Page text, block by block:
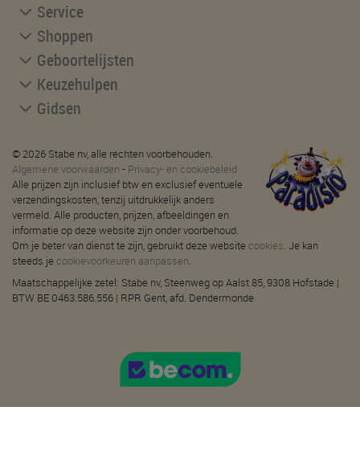
Service
Shoppen
Geboortelijsten
Keuzehulpen
Gidsen
© 2026 Stabe nv, alle rechten voorbehouden.
Algemene voorwaarden - Privacy- en cookiebeleid
Alle prijzen zijn inclusief btw en exclusief eventuele
verzendingskosten, tenzij uitdrukkelijk anders
vermeld. Alle producten, prijzen, afbeeldingen en
informatie op deze website zijn onder voorbehoud.
Om je beter van dienst te zijn, gebruikt deze website cookies. Je kan
steeds je cookievoorkeuren aanpassen.
Maatschappelijke zetel: Stabe nv, Steenweg op Aalst 85, 9308 Hofstade |
BTW BE 0463.586.556 | RPR Gent, afd. Dendermonde